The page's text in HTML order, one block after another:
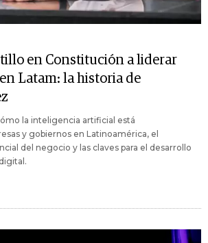
en Constitución a liderar
Latam: la historia de
la inteligencia artificial está
y gobiernos en Latinoamérica, el
del negocio y las claves para el desarrollo